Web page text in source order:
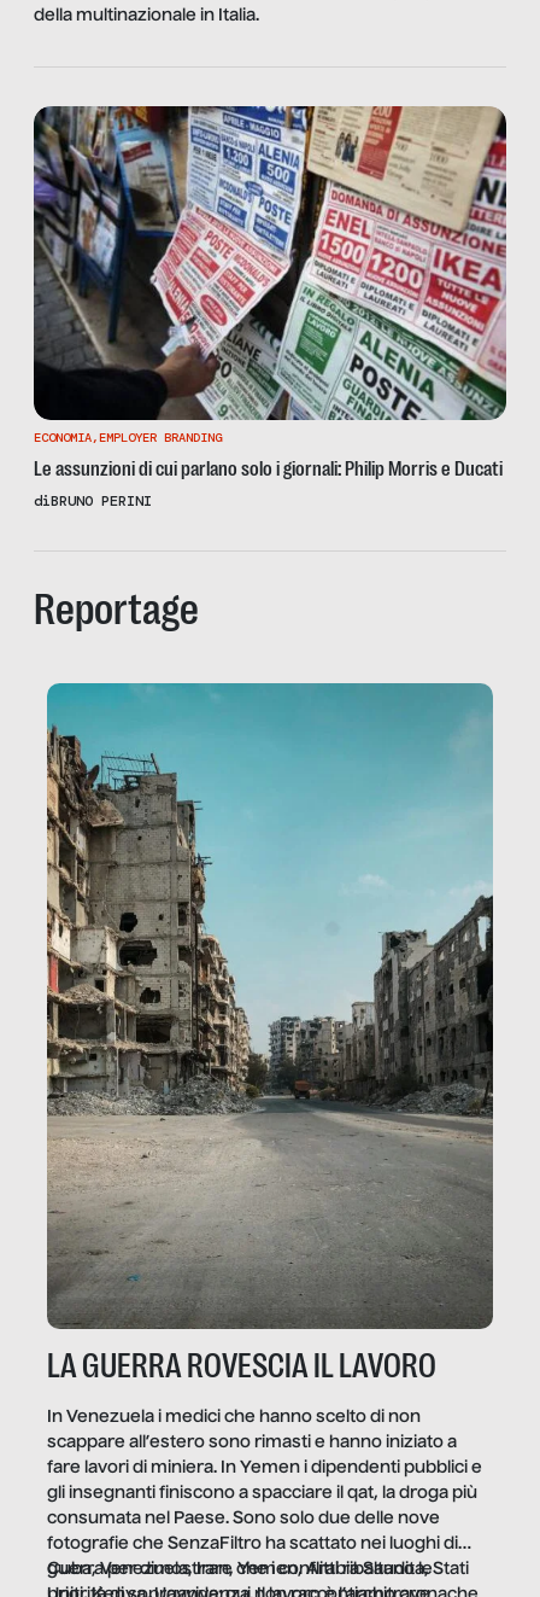
della multinazionale in Italia.
ECONOMIA,EMPLOYER BRANDING
Le assunzioni di cui parlano solo i giornali: Philip Morris e Ducati
diBRUNO PERINI
Reportage
LA GUERRA ROVESCIA IL LAVORO
In Venezuela i medici che hanno scelto di non
scappare all’estero sono rimasti e hanno iniziato a
fare lavori di miniera. In Yemen i dipendenti pubblici e
gli insegnanti finiscono a spacciare il qat, la droga più
consumata nel Paese. Sono solo due delle nove
fotografie che SenzaFiltro ha scattato nei luoghi di
guerra per dimostrare che i conflitti ribaltano le
Cuba, Venezuela, Iran, Yemen, Arabia Saudita, Stati